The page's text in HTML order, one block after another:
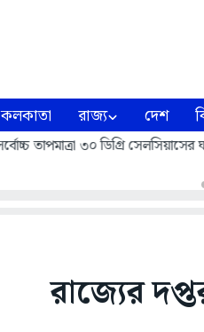
কলকাতা রাজ্য দেশ
আজ বাইশে শ্রাবণ রবীন্দ্রনাথের
রাজ্যের